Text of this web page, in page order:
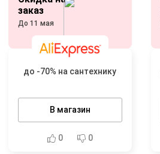
заказ
До 11 мая
до -70% на сантехнику
В магазин
0 0